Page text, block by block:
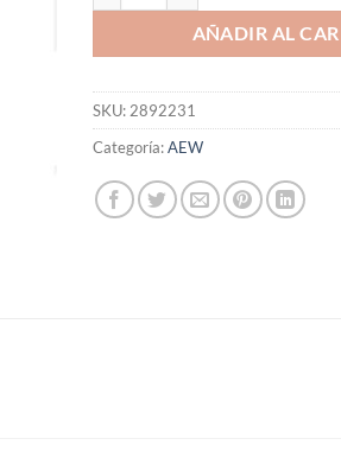
AÑADIR AL
SKU: 2892231
Categoría:AEW